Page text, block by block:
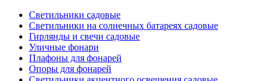
Светильники садовые
Светильники на солнечных батареях садовые
Гирлянды и свечи садовые
Уличные фонари
Плафоны для фонарей
Опоры для фонарей